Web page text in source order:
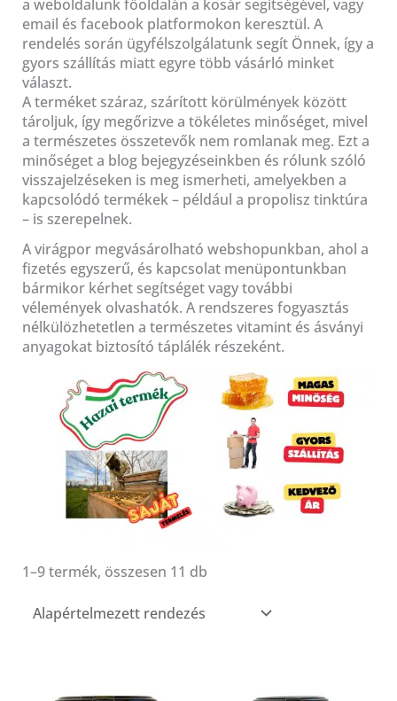
a weboldalunk főoldalán a kosár segítségével, vagy
email és facebook platformokon keresztül. A
rendelés során ügyfélszolgálatunk segít Önnek, így a
gyors szállítás miatt egyre több vásárló minket
választ.
A terméket száraz, szárított körülmények között
tároljuk, így megőrizve a tökéletes minőséget, mivel
a természetes összetevők nem romlanak meg. Ezt a
minőséget a blog bejegyzéseinkben és rólunk szóló
visszajelzéseken is meg ismerheti, amelyekben a
kapcsolódó termékek – például a propolisz tinktúra
– is szerepelnek.
A virágpor megvásárolható webshopunkban, ahol a
fizetés egyszerű, és kapcsolat menüpontunkban
bármikor kérhet segítséget vagy további
vélemények olvashatók. A rendszeres fogyasztás
nélkülözhetetlen a természetes vitamint és ásványi
anyagokat biztosító táplálék részeként.
1–9 termék, összesen 11 db